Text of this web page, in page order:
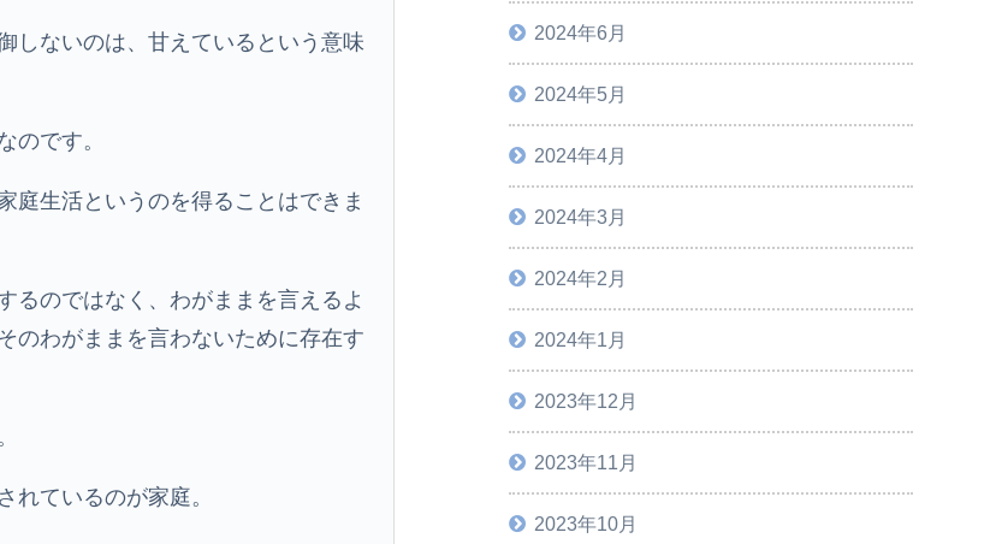
しないのは、甘えているという意味
のです。
庭生活というのを得ることはできま
るのではなく、わがままを言えるよ
のわがままを言わないために存在す
れているのが家庭。
2024年6月
2024年5月
2024年4月
2024年3月
2024年2月
2024年1月
2023年12月
2023年11月
2023年10月